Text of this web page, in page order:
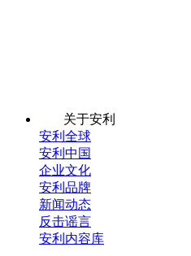
关于安利
安利全球
安利中国
企业文化
安利品牌
新闻动态
反击谣言
安利内容库